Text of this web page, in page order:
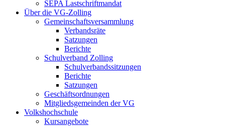
SEPA Lastschriftmandat
Über die VG-Zolling
Gemeinschaftsversammlung
Verbandsräte
Satzungen
Berichte
Schulverband Zolling
Schulverbandssitzungen
Berichte
Satzungen
Geschäftsordnungen
Mitgliedsgemeinden der VG
Volkshochschule
Kursangebote